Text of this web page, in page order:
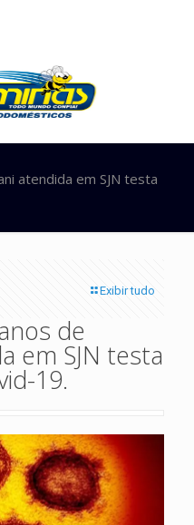
atendida em SJN testa
Exibir tudo
de
em SJN testa
19.